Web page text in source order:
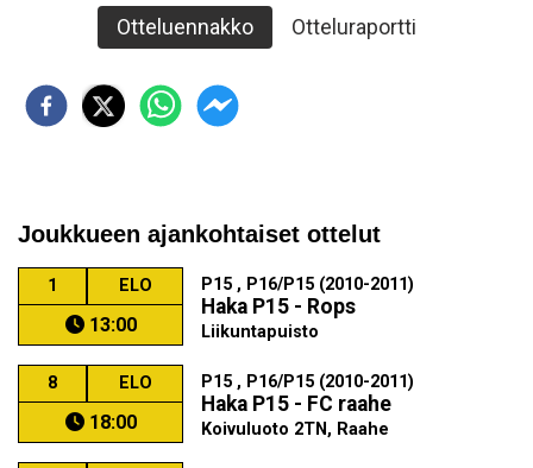
Otteluennakko Otteluraportti
Joukkueen ajankohtaiset ottelut
1 ELO
13:00
P15 , P16/P15 (2010-2011)
Haka P15 - Rops
Liikuntapuisto
8 ELO
18:00
P15 , P16/P15 (2010-2011)
Haka P15 - FC raahe
Koivuluoto 2TN, Raahe